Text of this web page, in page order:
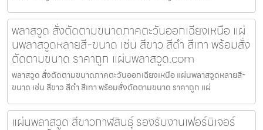
พลาสวูด สั่งตัดตามขนาดภาคตะวันออกเฉียงเหนือ แผ่
นพลาสวูดหลายสี-ขนาด เช่น สีขาว สีดำ สีเทา พร้อมสั่ง
ตัดตามขนาด ราคาถูก แผ่นพลาสวูด.com
พลาสวูด สั่งตัดตามขนาดภาคตะวันออกเฉียงเหนือ แผ่นพลาสวูดหลายสี-
ขนาด เช่น สีขาว สีดำ สีเทา พร้อมสั่งตัดตามขนาด ราคาถูก แผ่
แผ่นพลาสวูด สีขาวกาฬสินธุ์ รองรับงานเฟอร์นิเจอร์